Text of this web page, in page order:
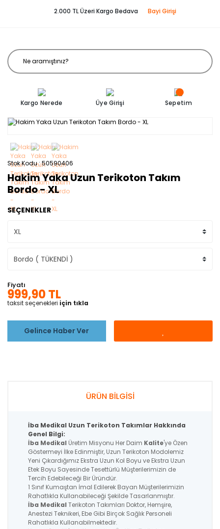
2.000 TL Üzeri Kargo Bedava Bayi Girişi
Kargo Nerede Üye Girişi Sepetim
Stok Kodu 50590406
Hakim Yaka Uzun Terikoton Takım
Bordo - XL
SEÇENEKLER
Fiyatı
999,90 TL
taksit seçenekleri için tıkla
Gelince Haber Ver
ÜRÜN BİLGİSİ
İba Medikal Uzun Terikoton Takımlar Hakkında
Genel Bilgi:
İba Medikal Üretim Misyonu Her Daim Kalite'ye Özen
Göstermeyi İlke Edinmiştir, Uzun Terikoton Modolemiz
Yeni Çıkardığımız Ekstra Uzun Kol Boyu ve Ekstra Uzun
Etek Boyu Sayesinde Tesettürlü Müşterilerimizin de
Tercih Edebileceği Bir Üründür.
1 Sınıf Kumaştan İmal Edilerek Bayan Müşterilerimizin
Rahatlıkla Kullanabileceği Şekilde Tasarlanmıştır.
İba Medikal Terikoton Takımları Doktor, Hemşire,
Anestezi Teknikeri, Ebe Gibi Birçok Sağlık Personeli
Rahatlıkla Kullanabilmektedir.